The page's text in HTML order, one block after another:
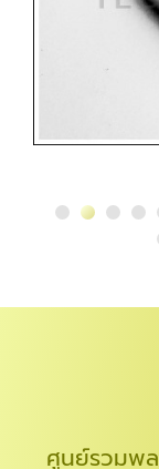
ศูนย์รวมพ